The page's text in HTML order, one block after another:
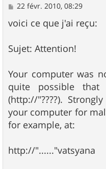
M
s
s
g
e
22 févr. 2010, 08:29
voici ce que j'ai reçu:
Sujet: Attention!
Your computer was
quite possible
(http://"????).
your computer for
for example, at:
http://"......"vatsyana